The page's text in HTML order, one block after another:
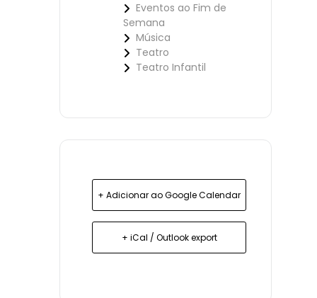
Eventos ao Fim de
Semana
Música
Teatro
Teatro Infantil
+ Adicionar ao Google Calendar
+ iCal / Outlook export